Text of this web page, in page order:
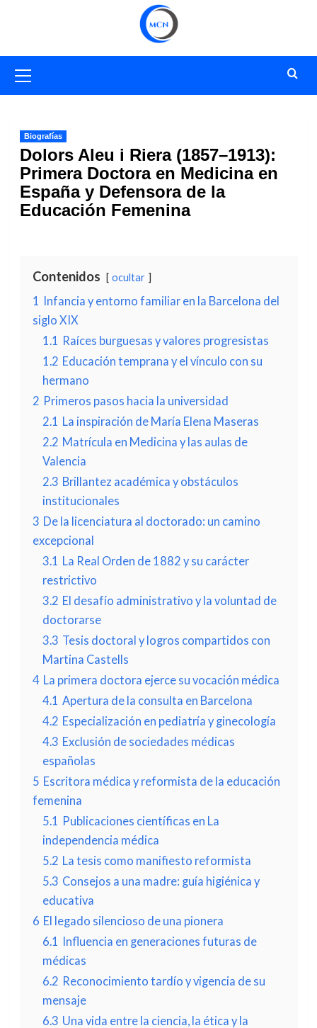
primario
Biografías
Dolors Aleu i Riera (1857–1913):
Primera Doctora en Medicina en
España y Defensora de la
Educación Femenina
Contenidos ocultar
1 Infancia y entorno familiar en la Barcelona del
siglo XIX
1.1 Raíces burguesas y valores progresistas
1.2 Educación temprana y el vínculo con su
hermano
2 Primeros pasos hacia la universidad
2.1 La inspiración de María Elena Maseras
2.2 Matrícula en Medicina y las aulas de
Valencia
2.3 Brillantez académica y obstáculos
institucionales
3 De la licenciatura al doctorado: un camino
excepcional
3.1 La Real Orden de 1882 y su carácter
restrictivo
3.2 El desafío administrativo y la voluntad de
doctorarse
3.3 Tesis doctoral y logros compartidos con
Martina Castells
4 La primera doctora ejerce su vocación médica
4.1 Apertura de la consulta en Barcelona
4.2 Especialización en pediatría y ginecología
4.3 Exclusión de sociedades médicas
españolas
5 Escritora médica y reformista de la educación
femenina
5.1 Publicaciones científicas en La
independencia médica
5.2 La tesis como manifiesto reformista
5.3 Consejos a una madre: guía higiénica y
educativa
6 El legado silencioso de una pionera
6.1 Influencia en generaciones futuras de
médicas
6.2 Reconocimiento tardío y vigencia de su
mensaje
6.3 Una vida entre la ciencia, la ética y la